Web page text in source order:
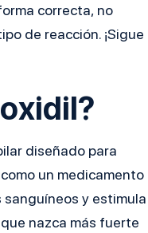
correcta, no
de reacción. ¡Sigue
diseñado para
un medicamento
y estimula
nazca más fuerte